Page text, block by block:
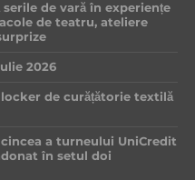
de vară în experiențe
de teatru, ateliere
2026
de curățătorie textilă
a turneului UniCredit
în setul doi